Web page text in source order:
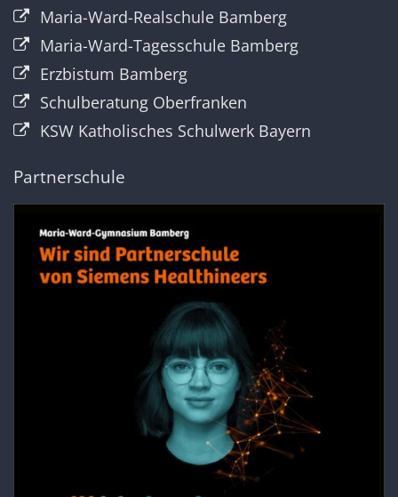
Maria-Ward-Realschule Bamberg
Maria-Ward-Tagesschule Bamberg
Erzbistum Bamberg
Schulberatung Oberfranken
KSW Katholisches Schulwerk Bayern
Partnerschule